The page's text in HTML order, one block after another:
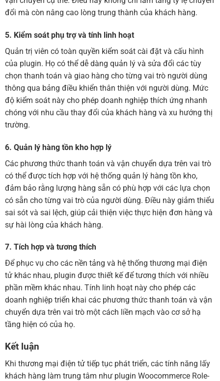
đổi mà còn nâng cao lòng trung thành của khách hàng.
5. Kiểm soát phụ trợ và tính linh hoạt
Quản trị viên có toàn quyền kiểm soát cài đặt và cấu hình
của plugin. Họ có thể dễ dàng quản lý và sửa đổi các tùy
chọn thanh toán và giao hàng cho từng vai trò người dùng
thông qua bảng điều khiển thân thiện với người dùng. Mức
độ kiểm soát này cho phép doanh nghiệp thích ứng nhanh
chóng với nhu cầu thay đổi của khách hàng và xu hướng thị
trường.
6. Quản lý hàng tồn kho hợp lý
Các phương thức thanh toán và vận chuyển dựa trên vai trò
có thể được tích hợp với hệ thống quản lý hàng tồn kho,
đảm bảo rằng lượng hàng sẵn có phù hợp với các lựa chọn
có sẵn cho từng vai trò của người dùng. Điều này giảm thiểu
sai sót và sai lệch, giúp cải thiện việc thực hiện đơn hàng và
sự hài lòng của khách hàng.
7. Tích hợp và tương thích
Để phục vụ cho các nền tảng và hệ thống thương mại điện
tử khác nhau, plugin được thiết kế để tương thích với nhiều
phần mềm khác nhau. Tính linh hoạt này cho phép các
doanh nghiệp triển khai các phương thức thanh toán và vận
chuyển dựa trên vai trò một cách liền mạch vào cơ sở hạ
tầng hiện có của họ.
Kết luận
Khi thương mại điện tử tiếp tục phát triển, các tính năng lấy
khách hàng làm trung tâm như plugin Woocommerce Role-